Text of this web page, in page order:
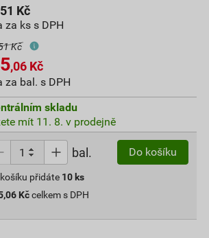
Kč
za ks s DPH
Kč
,06Kč
za bal. s DPH
skladu
mít 11. 8. v prodejně
bal. Do košíku
přidáte 10 ks
Kč celkem s DPH